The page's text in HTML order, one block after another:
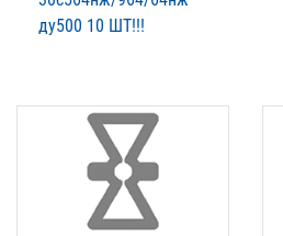
ду500 10 ШТ!!!